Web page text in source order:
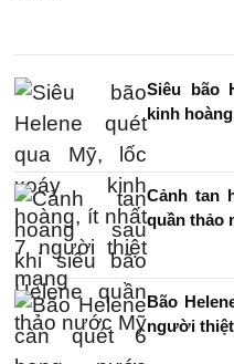
Siêu bão
kinh
Cảnh tan
quần thảo
Bão
người